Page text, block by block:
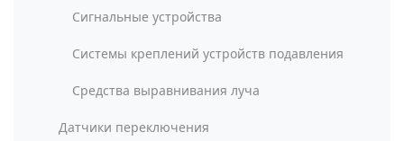
Сигнальные устройства
Системы креплений устройств подавления
Средства выравнивания луча
Датчики переключения